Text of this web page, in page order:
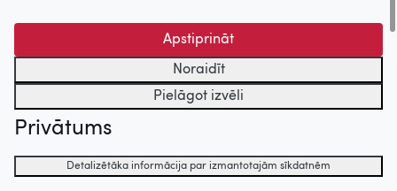
Operators
Atrasts Amerikā (2003)
Magadāna (2002)
Uz augšu
Apstiprināt
Noraidīt
Pielāgot izvēli
Privātums
Detalizētāka informācija par izmantotajām sīkdatnēm